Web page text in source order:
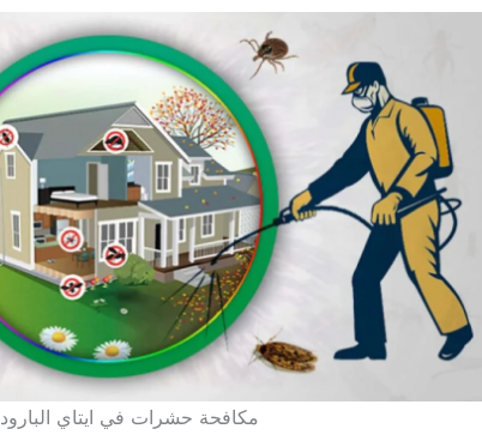
مكافحة حشرات في ايتاي البارود